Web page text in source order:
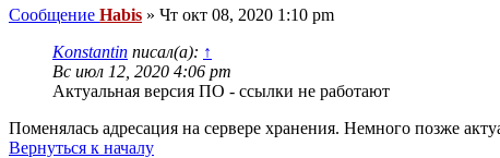
Сообщение Habis » Чт окт 08, 2020 1:10 pm
Konstantin писал(а): ↑
Вс июл 12, 2020 4:06 pm
Актуальная версия ПО - ссылки не работают
Поменялась адресация на сервере хранения. Немного позже
Вернуться к началу